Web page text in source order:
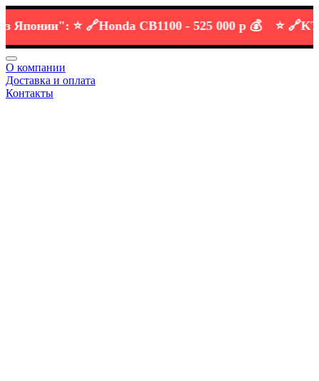
⭐️ 🔗 Honda CB1100 -525 000 р 💰 ⭐️ 🔗 KTM
О компании
Доставка и оплата
Контакты